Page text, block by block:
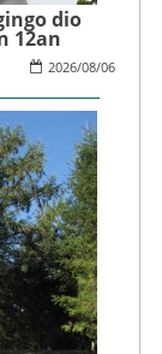
dio
12an
2026/08/06